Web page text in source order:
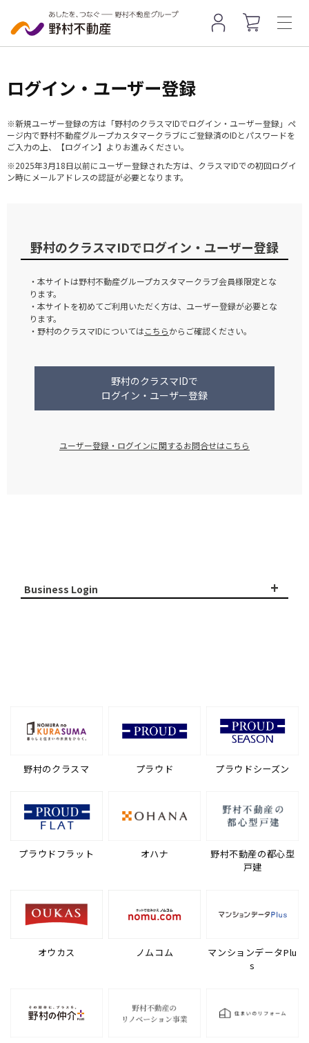
ログイン・ユーザー登録
※新規ユーザー登録の方は「野村のクラスマIDでログイン・ユーザー登録」ペ
ージ内で野村不動産グループカスタマークラブにご登録済のIDとパスワードを
ご入力の上、【ログイン】よりお進みください。
※2025年3月18日以前にユーザー登録された方は、クラスマIDでの初回ログイ
ン時にメールアドレスの認証が必要となります。
野村のクラスマIDでログイン・ユーザー登録
・本サイトは野村不動産グループカスタマークラブ会員様限定とな
ります。
・本サイトを初めてご利用いただく方は、ユーザー登録が必要とな
ります。
・野村のクラスマIDについてはこちらからご確認ください。
野村のクラスマIDで
ログイン・ユーザー登録
ユーザー登録・ログインに関するお問合せはこちら
Business Login +
野村のクラスマ プラウド プラウドシーズン
プラウドフラット オハナ
野村不動産の都心型
戸建
オウカス ノムコム
マンションデータPlu
s